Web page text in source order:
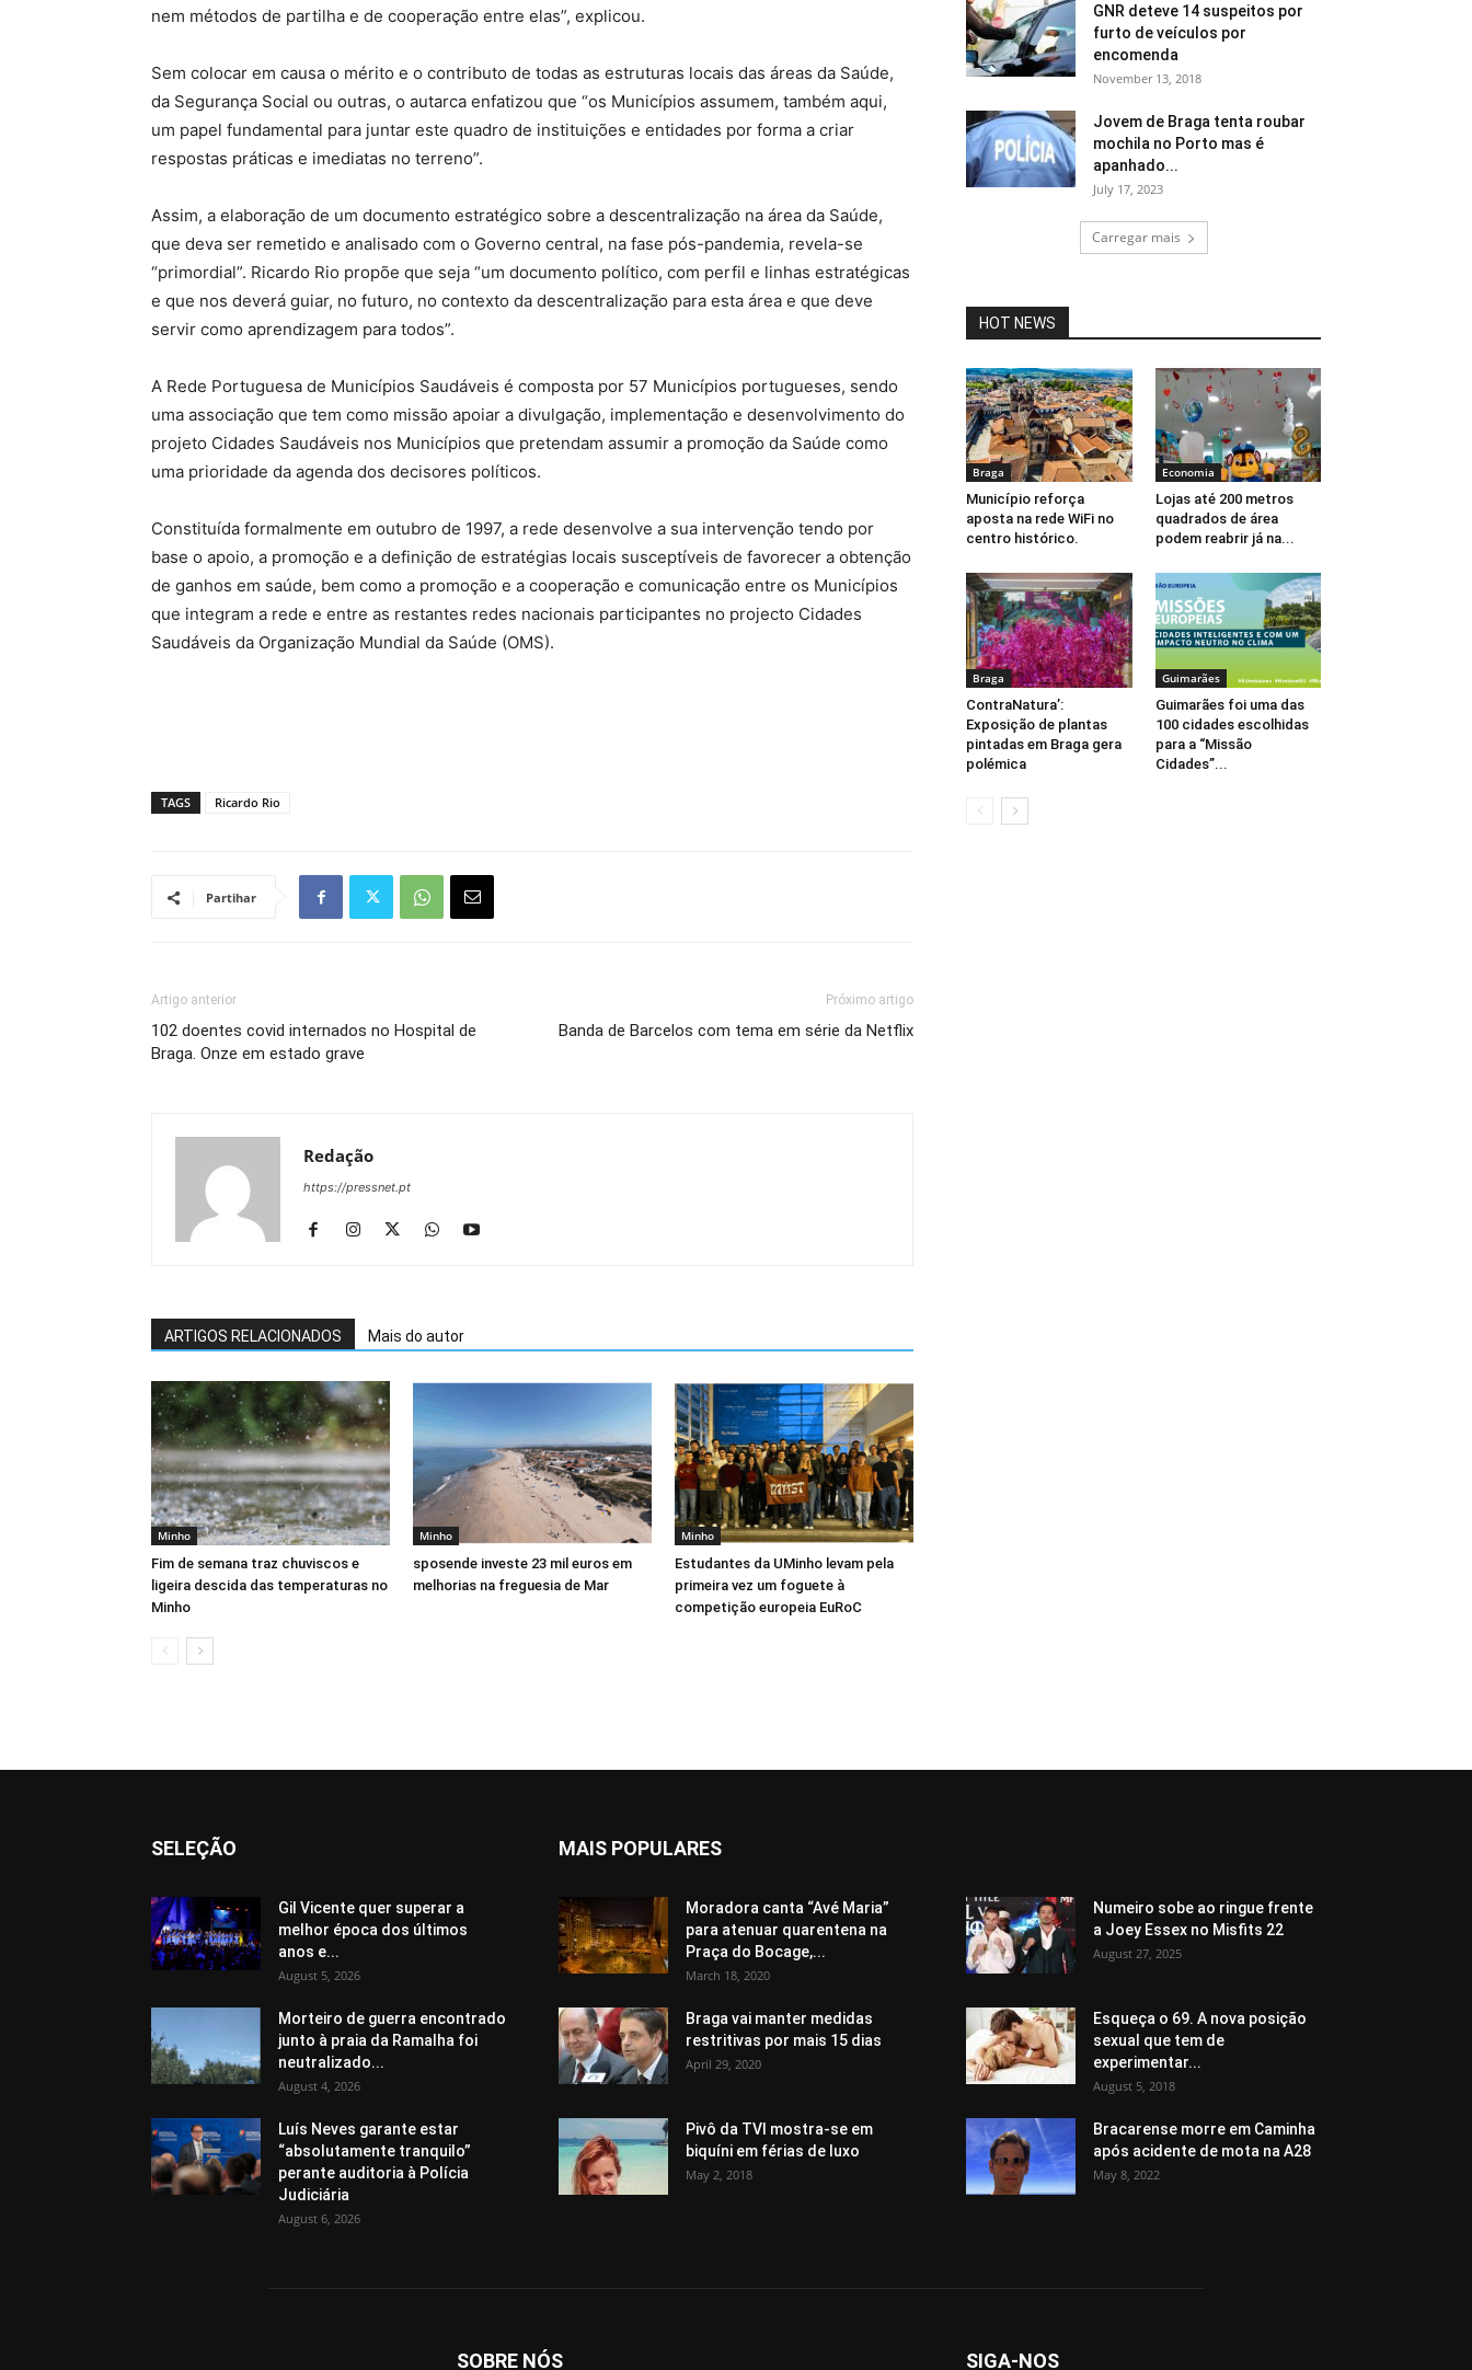
nem métodos de partilha e de cooperação entre elas”, explicou.
Sem colocar em causa o mérito e o contributo de todas as estruturas locais das áreas da Saúde,
da Segurança Social ou outras, o autarca enfatizou que “os Municípios assumem, também aqui,
um papel fundamental para juntar este quadro de instituições e entidades por forma a criar
respostas práticas e imediatas no terreno”.
Assim, a elaboração de um documento estratégico sobre a descentralização na área da Saúde,
que deva ser remetido e analisado com o Governo central, na fase pós-pandemia, revela-se
“primordial”. Ricardo Rio propõe que seja “um documento político, com perfil e linhas estratégicas
e que nos deverá guiar, no futuro, no contexto da descentralização para esta área e que deve
servir como aprendizagem para todos”.
A Rede Portuguesa de Municípios Saudáveis é composta por 57 Municípios portugueses, sendo
uma associação que tem como missão apoiar a divulgação, implementação e desenvolvimento do
projeto Cidades Saudáveis nos Municípios que pretendam assumir a promoção da Saúde como
uma prioridade da agenda dos decisores políticos.
Constituída formalmente em outubro de 1997, a rede desenvolve a sua intervenção tendo por
base o apoio, a promoção e a definição de estratégias locais susceptíveis de favorecer a obtenção
de ganhos em saúde, bem como a promoção e a cooperação e comunicação entre os Municípios
que integram a rede e entre as restantes redes nacionais participantes no projecto Cidades
Saudáveis da Organização Mundial da Saúde (OMS).
TAGS Ricardo Rio
Partihar
Artigo anterior
102 doentes covid internados no Hospital de
Braga. Onze em estado grave
Próximo artigo
Banda de Barcelos com tema em série da Netflix
Redação
https://pressnet.pt
ARTIGOS RELACIONADOS Mais do autor
Minho
Fim de semana traz chuviscos e
ligeira descida das temperaturas no
Minho
Minho
sposende investe 23 mil euros em
melhorias na freguesia de Mar
Minho
Estudantes da UMinho levam pela
primeira vez um foguete à
competição europeia EuRoC
GNR deteve 14 suspeitos por
furto de veículos por
encomenda
November 13, 2018
Jovem de Braga tenta roubar
mochila no Porto mas é
apanhado...
July 17, 2023
Carregar mais
HOT NEWS
Braga
Município reforça
aposta na rede WiFi no
centro histórico.
Economia
Lojas até 200 metros
quadrados de área
podem reabrir já na...
Braga
ContraNatura’:
Exposição de plantas
pintadas em Braga gera
polémica
Guimarães
Guimarães foi uma das
100 cidades escolhidas
para a “Missão
Cidades”...
SELEÇÃO
Gil Vicente quer superar a
melhor época dos últimos
anos e...
August 5, 2026
Morteiro de guerra encontrado
junto à praia da Ramalha foi
neutralizado...
August 4, 2026
Luís Neves garante estar
“absolutamente tranquilo”
perante auditoria à Polícia
Judiciária
August 6, 2026
MAIS POPULARES
Moradora canta “Avé Maria”
para atenuar quarentena na
Praça do Bocage,...
March 18, 2020
Numeiro sobe ao ringue frente
a Joey Essex no Misfits 22
August 27, 2025
Braga vai manter medidas
restritivas por mais 15 dias
April 29, 2020
Esqueça o 69. A nova posição
sexual que tem de
experimentar...
August 5, 2018
Pivô da TVI mostra-se em
biquíni em férias de luxo
May 2, 2018
Bracarense morre em Caminha
após acidente de mota na A28
May 8, 2022
SOBRE NÓS SIGA-NOS